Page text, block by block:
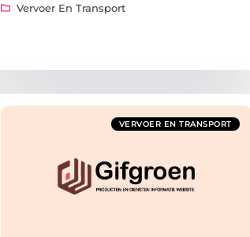
Vervoer En Transport
VERVOER EN TRANSPORT